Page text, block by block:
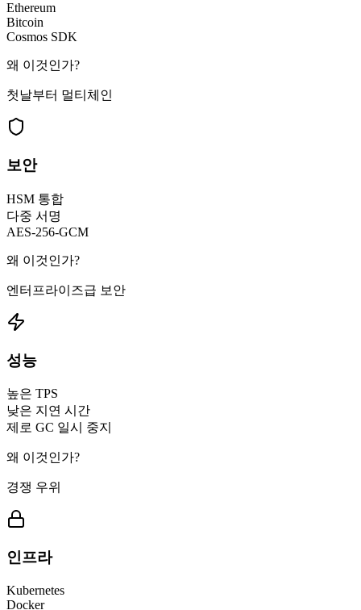
Ethereum
Bitcoin
Cosmos SDK
왜 이것인가?
첫날부터 멀티체인
보안
HSM 통합
다중 서명
AES-256-GCM
왜 이것인가?
엔터프라이즈급 보안
성능
높은 TPS
낮은 지연 시간
제로 GC 일시 중지
왜 이것인가?
경쟁 우위
인프라
Kubernetes
Docker